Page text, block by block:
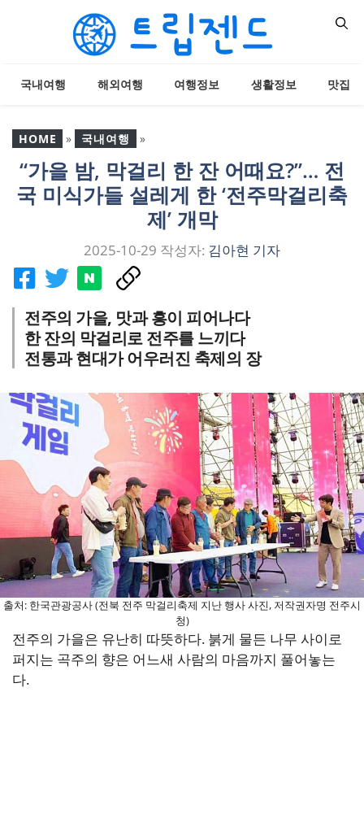
뛰
기
국내여행 해외여행 여행정보 생활정보 맛집
HOME » 국내여행 »
“가을 밤, 막걸리 한 잔 어
때요?”… 전국 미식가들 설
레게 한 ‘전주막걸리축제’
“가을 밤, 막걸리 한 잔 어때요?”… 전
국 미식가들 설레게 한 ‘전주막걸리축
제’ 개막
2025-10-29 작성자: 김아현 기자
전주의 가을, 맛과 흥이 피어나다
한 잔의 막걸리로 전주를 느끼다
전통과 현대가 어우러진 축제의 장
출처: 한국관광공사 (전북 전주 막걸리축제 지난 행사 사진, 저작권자명 전주시
청)
전주의 가을은 유난히 따뜻하다. 붉게 물든 나무 사이로
퍼지는 곡주의 향은 어느새 사람의 마음까지 풀어놓는
다.